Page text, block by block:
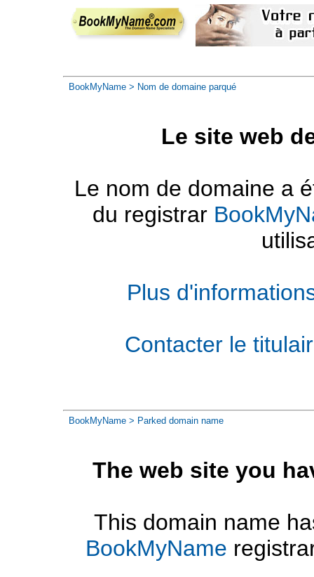
BookMyName > Nom de domaine parqué
Le site web
Le nom de domaine a
du registrar
Plus
Contacter le
BookMyName > Parked domain name
The web site you
This domain name
BookMyName